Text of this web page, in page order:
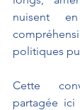
nuisent
politiques
Cette
partagée ici